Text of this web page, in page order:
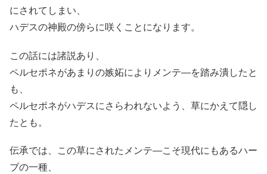
にされてしまい、
ハデスの神殿の傍らに咲くことになります。
この話には諸説あり、
ペルセポネがあまりの嫉妬によりメンテ―を踏み潰したと
も、
ペルセポネがハデスにさらわれないよう、草にかえて隠し
たとも。
伝承では、この草にされたメンテ―こそ現代にもあるハー
ブの一種、